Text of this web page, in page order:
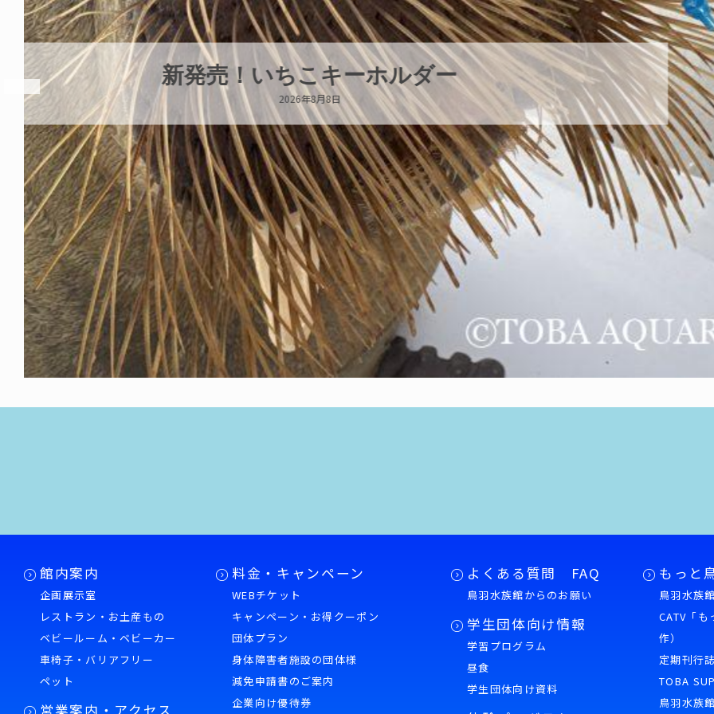
パラオオウムガイが交接していま
2026年8月7日
館内案内
企画展示室
レストラン・お土産もの
ベビールーム・ベビーカー
車椅子・バリアフリー
ペット
営業案内・アクセス
料金・キャンペーン
WEBチケット
キャンペーン・お得クーポン
団体プラン
身体障害者施設の団体様
減免申請書のご案内
企業向け優待券
よくある質問 FAQ
鳥羽水族館からのお願い
学生団体向け情報
学習プログラム
昼食
学生団体向け資料
もっと
鳥羽水族
CATV「
作）
定期刊行
TOBA
鳥羽水族